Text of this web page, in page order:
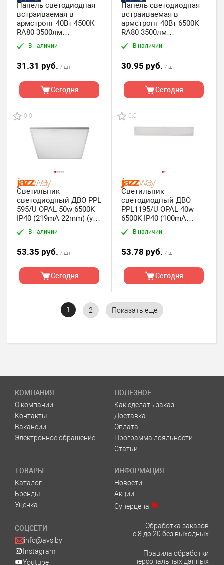
Панель светодиодная
встраиваемая в
армстронг 40Вт 4500К
RA80 3500лм
595х595х12мм General
GALP-WF-600-40BT-4
В наличии
31.31 руб. / шт
Сегодня
Панель светодиодная
встраиваемая в
армстронг 40Вт 6500К
RA80 3500лм
595х595х12мм General
GALP-WF-600-40BT-6
В наличии
30.95 руб. / шт
Сегодня
0.0
Светильник
светодиодный ДВО PPL
595/U OPAL 50w 6500K
IP40 (219mA 22mm) (уп.
4*1шт) Jazzway
В наличии
53.35 руб. / шт
Сегодня
0.0
Светильник
светодиодный ДВО
PPL1195/U OPAL 40w
6500K IP40 (100mA
30мм) (уп. 4*1шт)
Jazzway
В наличии
53.78 руб. / шт
Сегодня
1 2 Показать еще
КОМПАНИЯ
О компании
Контакты
Вакансии
Электронное обращение
ПОЛЕЗНОЕ
Как сделать заказ
Доставка
Оплата
Программа лояльности
Статьи
ТОВАРЫ
Каталог
Бренды
Уценка
ИНФОРМАЦИЯ
Новости
Акции
Суперцена
СОЦСЕТИ
info@avs.by
Instagram
Youtube
Обработка заказов
с 8 до 20 без выходных
Правила обработки
персональных данных